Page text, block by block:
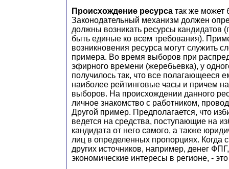
Происхождение ресурса так же может
Законодательный механизм должен
должны возникать ресурсы кандидатов
быть единые ко всем требования).
возникновения ресурса могут служить
примера. Во время выборов при
эфирного времени (жеребьевка), у
получилось так, что все полагающееся
наиболее рейтинговые часы и причем
выборов. На происхождении данного
личное знакомство с работником,
Другой пример. Предполагается, что
ведется на средства, поступающие на
кандидата от него самого, а также
лиц в определенных пропорциях. Когда
других источников, например, денег
экономические интересы в регионе, -